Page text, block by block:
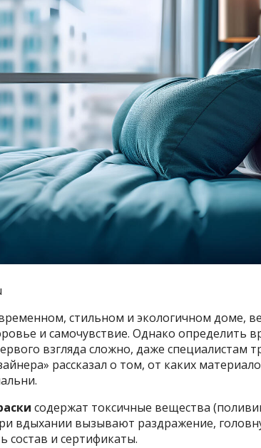
стильном и экологичном доме,
и самочувствие. Однако определить
взгляда сложно, даже специалистам
рассказал о том, от каких
содержат токсичные вещества
вдыхании вызывают раздражение,
состав и сертификаты.